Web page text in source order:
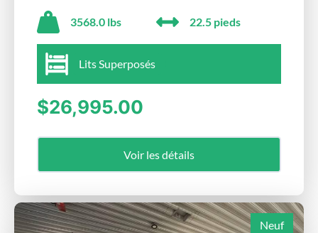
3568.0 lbs 22.5 pieds
Lits Superposés
$26,995.00
Voir les détails
Neuf